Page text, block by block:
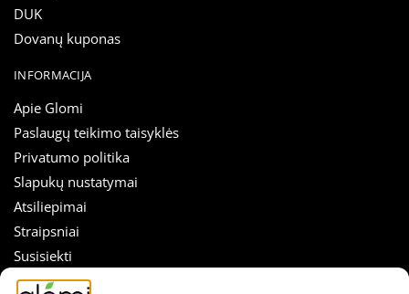
DUK
Dovanų kuponas
INFORMACIJA
Apie Glomi
Paslaugų teikimo taisyklės
Privatumo politika
Slapukų nustatymai
Atsiliepimai
Straipsniai
Susisiekti